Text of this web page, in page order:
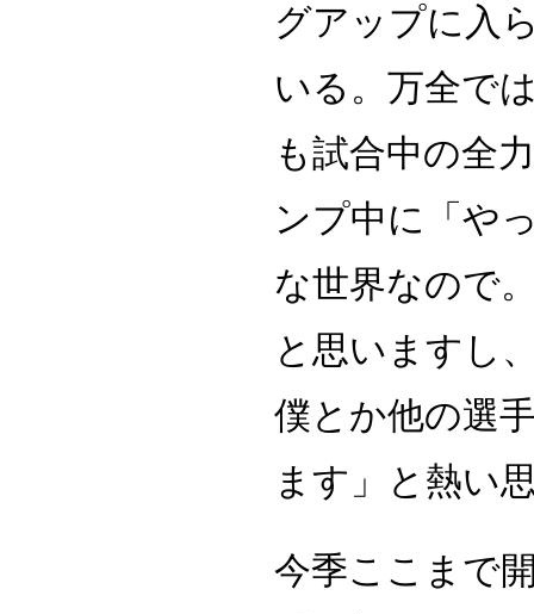
グアップに入
いる。万全で
も試合中の全
ンプ中に「や
な世界なので
と思いますし
僕とか他の選
ます」と熱い
今季ここまで